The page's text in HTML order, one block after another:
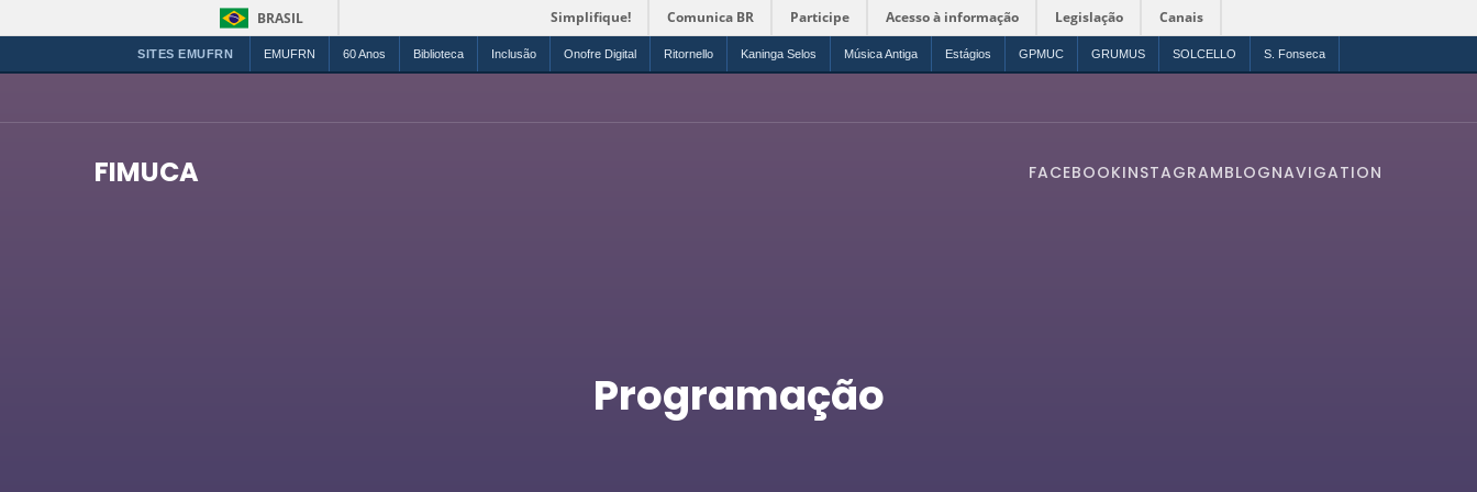
BRASIL Simplifique! Comunica BR Participe Acesso à informação Legislação Canais
SITES EMUFRN EMUFRN 60 Anos Biblioteca Inclusão Onofre Digital Ritornello Kaninga Selos Música Antiga Estágios GPMUC GRUMUS SOLCELLO S. Fonseca
FIMUCA FACEBOOKINSTAGRAMBLOGNAVIGATION
Programação